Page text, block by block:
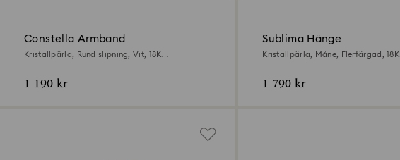
Constella Armband
Kristallpärla, Rund slipning, Vit, 18K
1 190 kr
Sublima Hänge
Kristallpärla, Måne, Flerfärgad, 18K
1 790 kr